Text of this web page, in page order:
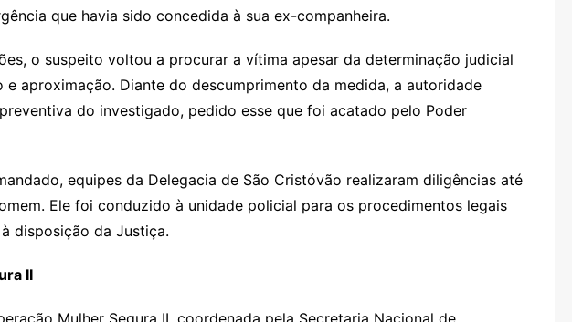
que havia sido concedida à sua ex-companheira.
o suspeito voltou a procurar a vítima apesar da determinação judicial
aproximação. Diante do descumprimento da medida, a autoridade
do investigado, pedido esse que foi acatado pelo Poder
equipes da Delegacia de São Cristóvão realizaram diligências até
Ele foi conduzido à unidade policial para os procedimentos legais
disposição da Justiça.
II
Mulher Segura II, coordenada pela Secretaria Nacional de